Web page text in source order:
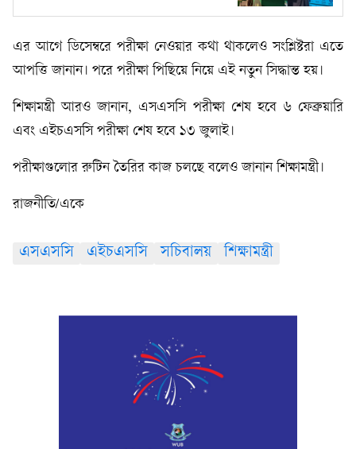
এর আগে ডিসেম্বরে পরীক্ষা নেওয়ার কথা থাকলেও সংশ্লিষ্টরা এতে
আপত্তি জানান। পরে পরীক্ষা পিছিয়ে নিয়ে এই নতুন সিদ্ধান্ত হয়।
শিক্ষামন্ত্রী আরও জানান, এসএসসি পরীক্ষা শেষ হবে ৬ ফেব্রুয়ারি
এবং এইচএসসি পরীক্ষা শেষ হবে ১৩ জুলাই।
পরীক্ষাগুলোর রুটিন তৈরির কাজ চলছে বলেও জানান শিক্ষামন্ত্রী।
রাজনীতি/একে
এসএসসি এইচএসসি সচিবালয় শিক্ষামন্ত্রী